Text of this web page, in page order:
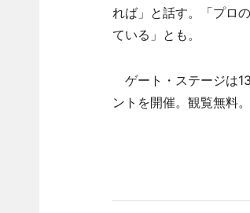
れば」と話す。「プロ
ている」とも。
ゲート・ステージは
ントを開催。観覧無料。